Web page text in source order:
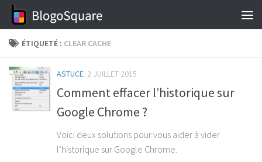
Skip to content
ÉTIQUETÉ : CLEAR CACHE
ASTUCE 2 JUILLET 2015
Comment effacer l’historique sur
Google Chrome ?
Voici deux solutions pour vous aider à vider
l’historique sur Google Chrome.